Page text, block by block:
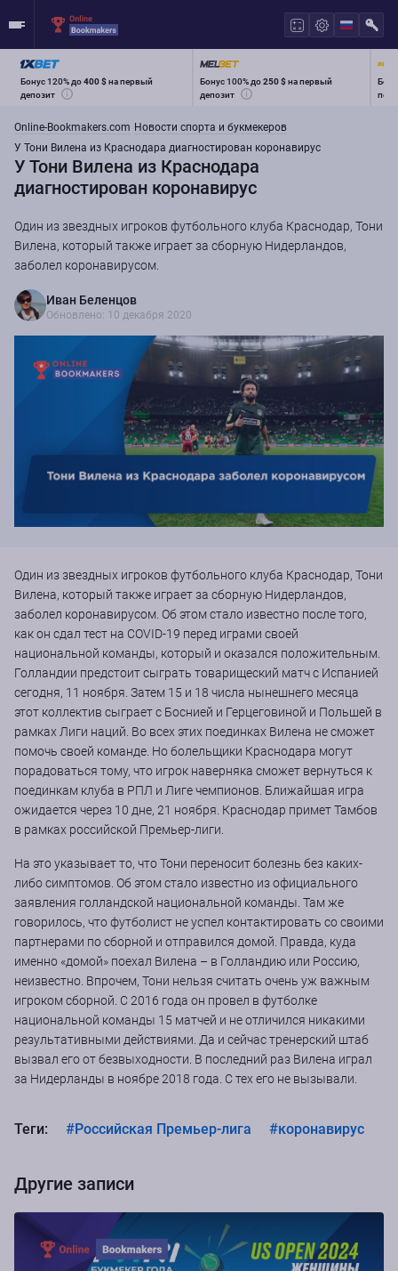
Бонус 120% до400 $на первый
депозит
Бонус 100% до250 $на первый
депозит
Online-Bookmakers.com Новости спорта и букмекеров
У Тони Вилена из Краснодара диагностирован коронавирус
У Тони Вилена из Краснодара
диагностирован коронавирус
Один из звездных игроков футбольного клуба Краснодар, Тони
Вилена, который также играет за сборную Нидерландов,
заболел коронавирусом.
Иван Беленцов
Обновлено: 10 декабря 2020
Один из звездных игроков футбольного клуба Краснодар, Тони
Вилена, который также играет за сборную Нидерландов,
заболел коронавирусом. Об этом стало известно после того,
как он сдал тест на COVID-19 перед играми своей
национальной команды, который и оказался положительным.
Голландии предстоит сыграть товарищеский матч с Испанией
сегодня, 11 ноября. Затем 15 и 18 числа нынешнего месяца
этот коллектив сыграет с Боснией и Герцеговиной и Польшей в
рамках Лиги наций. Во всех этих поединках Вилена не сможет
помочь своей команде. Но болельщики Краснодара могут
порадоваться тому, что игрок наверняка сможет вернуться к
поединкам клуба в РПЛ и Лиге чемпионов. Ближайшая игра
ожидается через 10 дне, 21 ноября. Краснодар примет Тамбов
в рамках российской Премьер-лиги.
На это указывает то, что Тони переносит болезнь без каких-
либо симптомов. Об этом стало известно из официального
заявления голландской национальной команды. Там же
говорилось, что футболист не успел контактировать со своими
партнерами по сборной и отправился домой. Правда, куда
именно «домой» поехал Вилена – в Голландию или Россию,
неизвестно. Впрочем, Тони нельзя считать очень уж важным
игроком сборной. С 2016 года он провел в футболке
национальной команды 15 матчей и не отличился никакими
результативными действиями. Да и сейчас тренерский штаб
вызвал его от безвыходности. В последний раз Вилена играл
за Нидерланды в ноябре 2018 года. С тех его не вызывали.
Теги: #Российская Премьер-лига #коронавирус
Другие записи